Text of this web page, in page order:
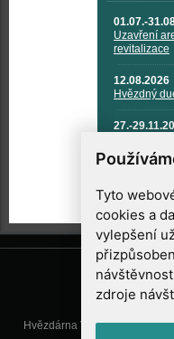
Tyto
cookies a
vylepšení
zdroje
01.07.-
Uzavření
revitalizace
12.08.2026
Hvězdný
27.-
TECHNIKA
Hvězdárna Valašské Meziříčí,